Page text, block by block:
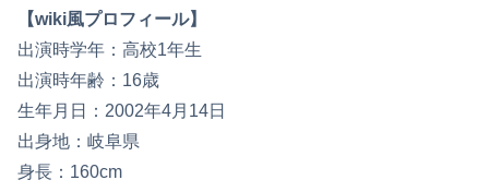
【wiki風プロフィール】
出演時学年：高校1年生
出演時年齢：16歳
生年月日：2002年4月14日
出身地：岐阜県
身長：160cm